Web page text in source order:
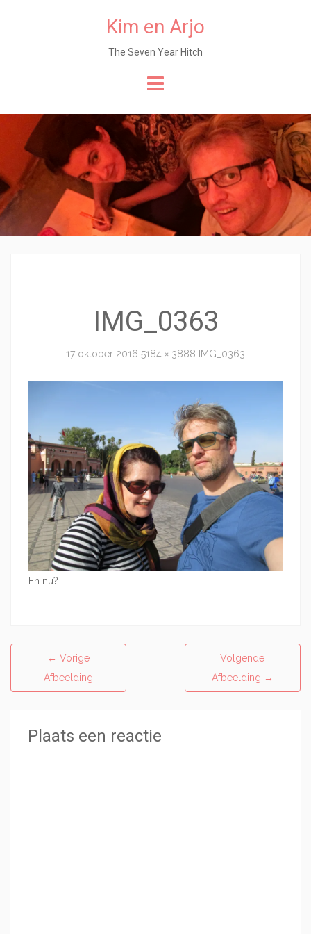
Kim en Arjo
The Seven Year Hitch
content
IMG_0363
17 oktober 2016 5184 × 3888 IMG_0363
En nu?
← Vorige
Afbeelding
Volgende
Afbeelding →
Plaats een reactie